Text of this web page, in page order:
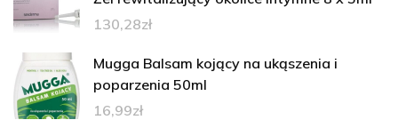
130,28zł
Mugga Balsam kojący na ukąszenia i
poparzenia 50ml
16,99zł